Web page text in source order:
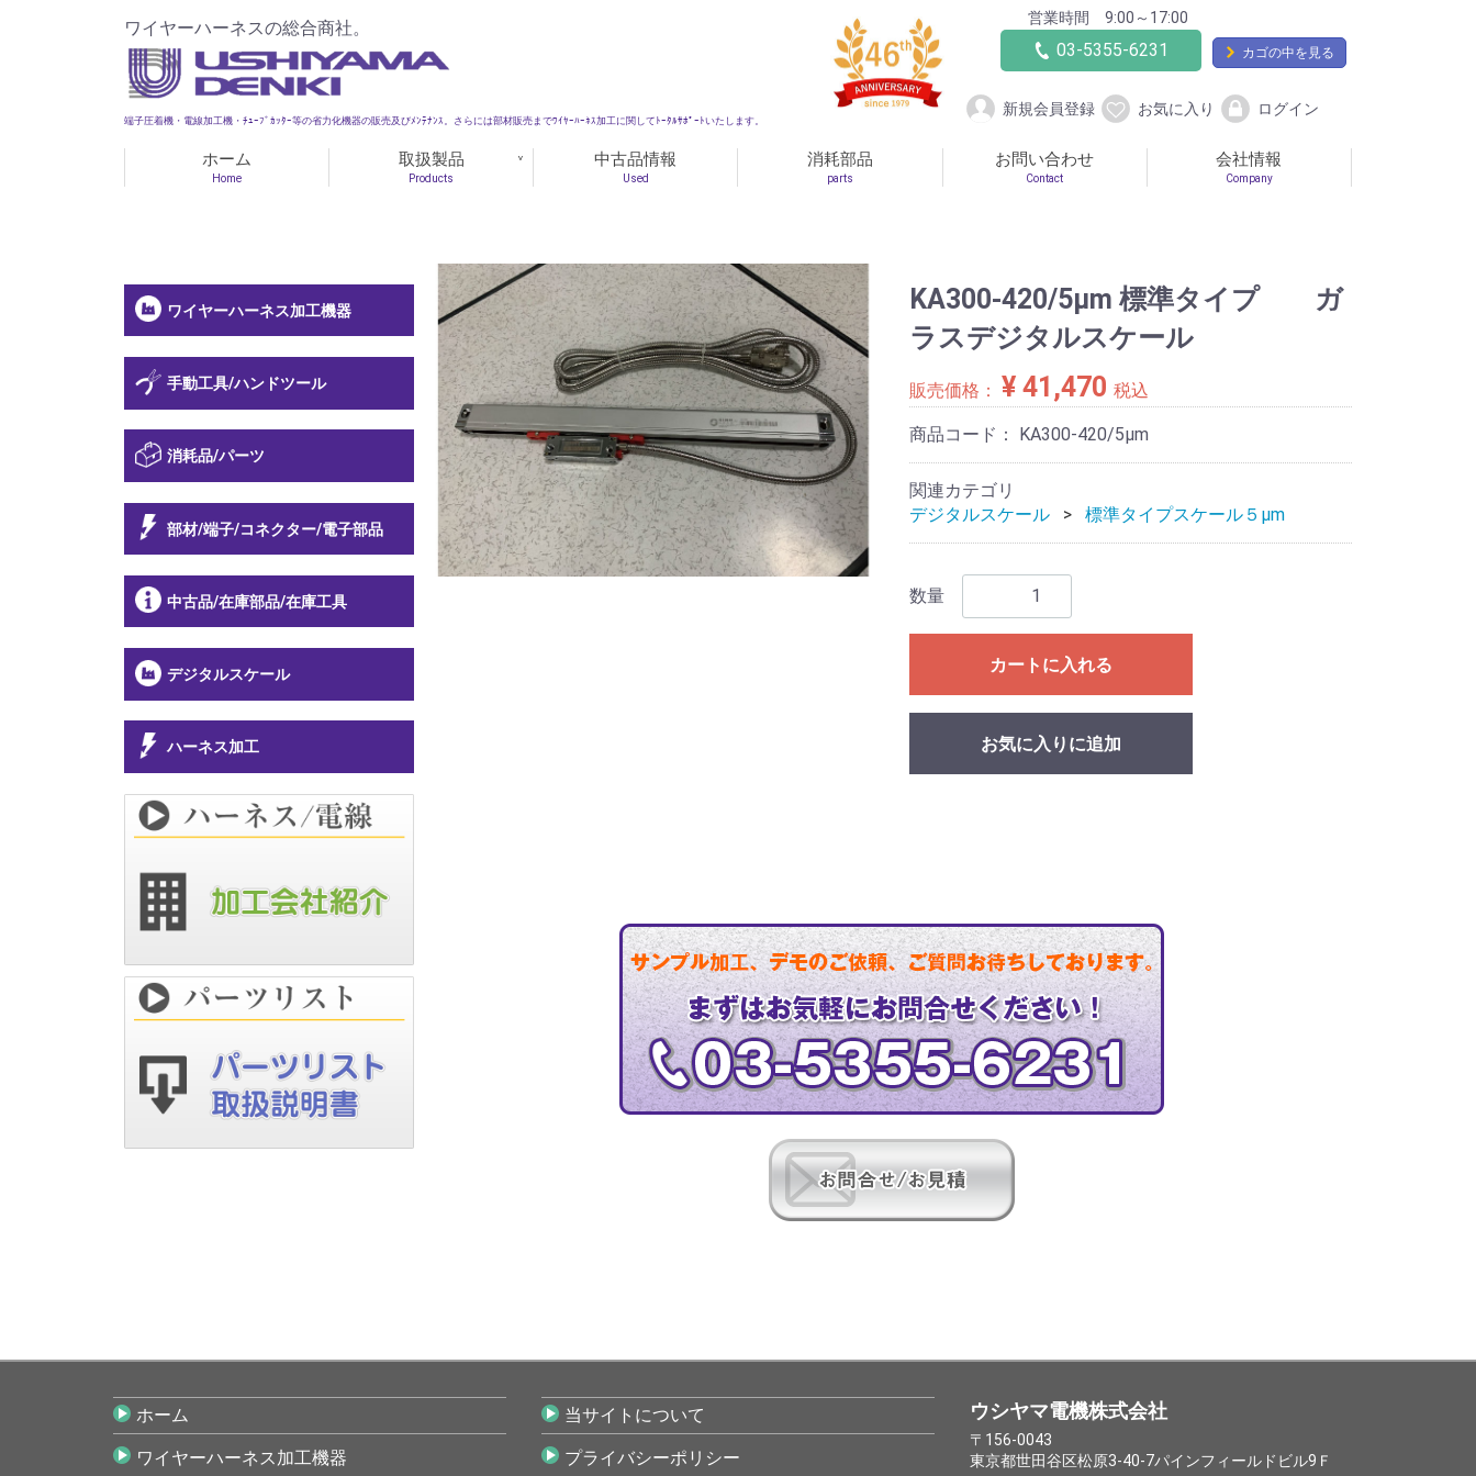
ワイヤーハーネスの総合商社。
端子圧着機・電線加工機・ﾁｭｰﾌﾞｶｯﾀｰ等の省力化機器の販売及びﾒﾝﾃﾅﾝｽ。さらには部材販売までﾜｲﾔｰﾊｰﾈｽ加工に関してﾄｰﾀﾙｻﾎﾟｰﾄいたします。
営業時間 9:00～17:00
03-5355-6231 カゴの中を見る
新規会員登録 お気に入り ログイン
ホーム
Home
取扱製品
Products
中古品情報
Used
消耗部品
parts
お問い合わせ
Contact
会社情報
Company
ワイヤーハーネス加工機器
手動工具/ハンドツール
消耗品/パーツ
部材/端子/コネクター/電子部品
中古品/在庫部品/在庫工具
デジタルスケール
ハーネス加工
KA300-420/5μm 標準タイプ ガ
ラスデジタルスケール
販売価格： ¥ 41,470 税込
商品コード： KA300-420/5μm
関連カテゴリ
デジタルスケール
標準タイプスケール５μm
数量
カートに入れる
お気に入りに追加
ホーム
ワイヤーハーネス加工機器
当サイトについて
プライバシーポリシー
ウシヤマ電機株式会社
〒156-0043
東京都世田谷区松原3-40-7パインフィールドビル9Ｆ